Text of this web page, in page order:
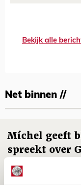
Bekijk alle
Net binnen //
Míchel geeft
spreekt over
aanwinsten
07 AUGUSTUS 2026 - 14:13